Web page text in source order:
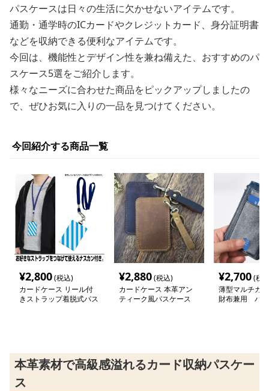
パスケースは日々の生活に欠かせないアイテムです。
通勤・通学時のICカードやクレジットカード、身分証明書
などを収納できる便利なアイテムです。
今回は、機能性とデザイン性を兼ね備えた、おすすめのパ
スケース5選をご紹介します。
様々なニーズに合わせた商品をピックアップしましたの
で、ぜひお気に入りの一品を見つけてください。
今回紹介する商品一覧
¥2,800(税込)
カードケース リール付
きストラップ着脱式パス
¥2,880(税込)
カードケース 本革アン
ティーク風パスケース
¥2,700(税
薄型マルチカ
財布兼用 パ
本革素材で高級感溢れるカード収納パスケー
ス